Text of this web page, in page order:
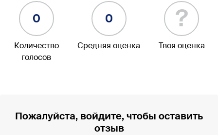
0
Количество
голосов
0
Средняя оценка
?
Твоя оценка
Пожалуйста, войдите, чтобы оставить
отзыв